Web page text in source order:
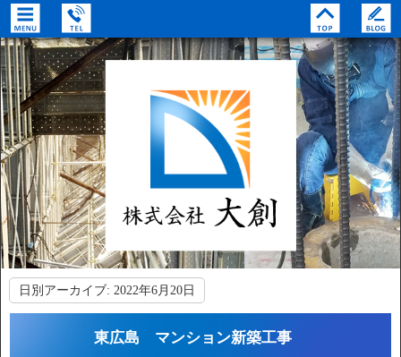
日別アーカイブ: 2022年6月20日
東広島 マンション新築工事